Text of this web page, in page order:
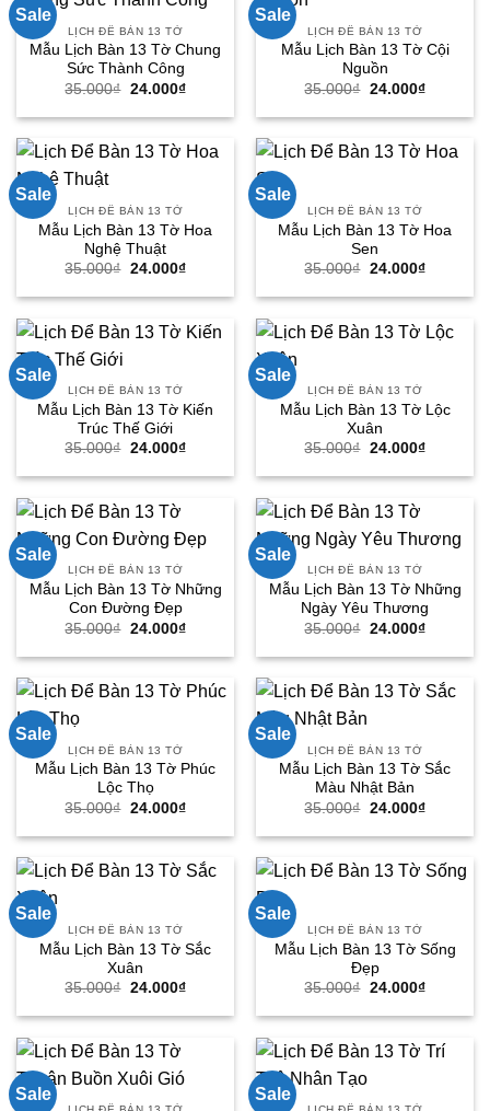
Sale
LỊCH ĐỂ BÀN 13 TỜ
Mẫu Lịch Bàn 13 Tờ Chung
Sức Thành Công
35.000₫ Giá
là:
24.000₫Giá
tại
24.000₫.
Sale
LỊCH ĐỂ BÀN 13 TỜ
Mẫu Lịch Bàn 13 Tờ Cội
Nguồn
35.000₫ Giá
là:
24.000₫Giá
tại
24.000₫.
Sale
LỊCH ĐỂ BÀN 13 TỜ
Mẫu Lịch Bàn 13 Tờ Hoa
Nghệ Thuật
35.000₫ Giá
là:
24.000₫Giá
tại
24.000₫.
Sale
LỊCH ĐỂ BÀN 13 TỜ
Mẫu Lịch Bàn 13 Tờ Hoa
Sen
35.000₫ Giá
là:
24.000₫Giá
tại
24.000₫.
Sale
LỊCH ĐỂ BÀN 13 TỜ
Mẫu Lịch Bàn 13 Tờ Kiến
Trúc Thế Giới
35.000₫ Giá
là:
24.000₫Giá
tại
Sale
LỊCH ĐỂ BÀN 13 TỜ
Mẫu Lịch Bàn 13 Tờ Lộc
Xuân
35.000₫ Giá
là:
24.000₫Giá
tại
Sale
LỊCH ĐỂ BÀN 13 TỜ
Mẫu Lịch Bàn 13 Tờ Những
Con Đường Đẹp
35.000₫ Giá
là:
24.000₫Giá
tại
24.000₫.
Sale
LỊCH ĐỂ BÀN 13 TỜ
Mẫu Lịch Bàn 13 Tờ Những
Ngày Yêu Thương
35.000₫ Giá
là:
24.000₫Giá
tại
24.000₫.
Sale
LỊCH ĐỂ BÀN 13 TỜ
Mẫu Lịch Bàn 13 Tờ Phúc
Lộc Thọ
35.000₫ Giá
là:
24.000₫Giá
tại
24.000₫.
Sale
LỊCH ĐỂ BÀN 13 TỜ
Mẫu Lịch Bàn 13 Tờ Sắc
Màu Nhật Bản
35.000₫ Giá
là:
24.000₫Giá
tại
24.000₫.
Sale
LỊCH ĐỂ BÀN 13 TỜ
Mẫu Lịch Bàn 13 Tờ Sắc
Xuân
35.000₫ Giá
là:
24.000₫Giá
tại
Sale
LỊCH ĐỂ BÀN 13 TỜ
Mẫu Lịch Bàn 13 Tờ Sống
Đẹp
35.000₫ Giá
là:
24.000₫Giá
tại
24.000₫.
Sale Sale